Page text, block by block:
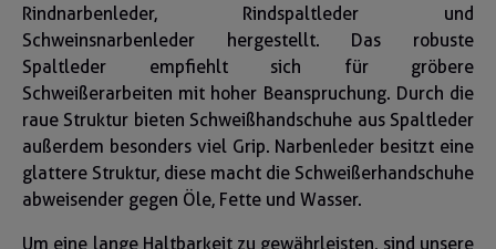
Rindnarbenleder, Rindspaltleder und
Schweinsnarbenleder hergestellt. Das robuste
Spaltleder empfiehlt sich für gröbere
Schweißerarbeiten mit hoher Beanspruchung. Durch die
raue Struktur bieten Schweißhandschuhe aus Spaltleder
außerdem besonders viel Grip. Narbenleder besitzt eine
glattere Struktur, diese macht die Schweißerhandschuhe
abweisender gegen Öle, Fette und Wasser.
Um eine lange Haltbarkeit zu gewährleisten, sind unsere